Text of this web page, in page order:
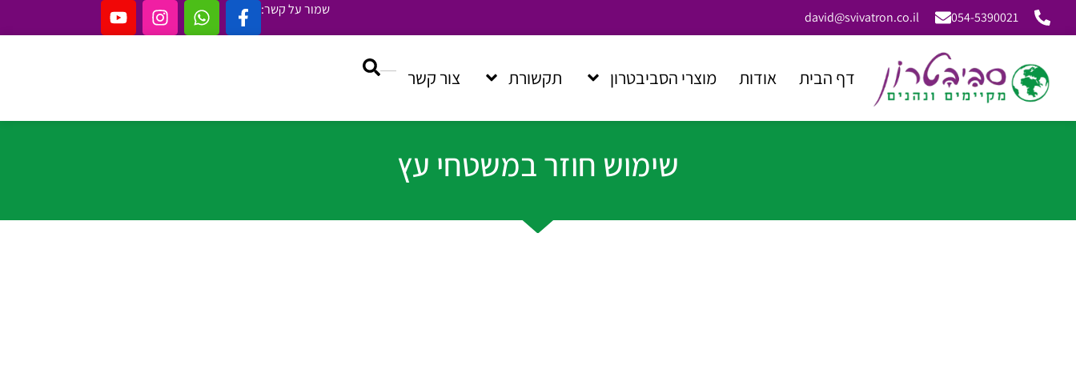
054-5390021
david@svivatron.co.il שמור על קשר:
דף הבית אודות מוצרי הסביבטרון תקשורת צור קשר
שימוש חוזר במשטחי עץ